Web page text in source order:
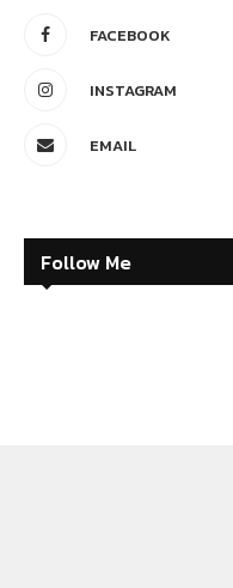
FACEBOOK
INSTAGRAM
EMAIL
Follow Me